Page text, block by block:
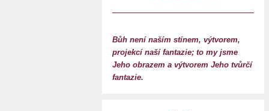
Bůh není naším stínem, výtvorem,
projekcí naší fantazie; to my jsme
Jeho obrazem a výtvorem Jeho tvůrčí
fantazie.